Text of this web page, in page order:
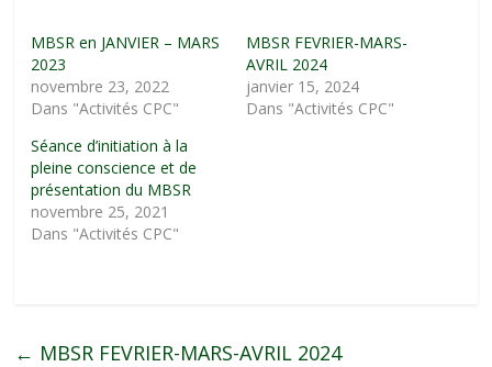
MBSR en JANVIER – MARS
2023
novembre 23, 2022
Dans "Activités CPC"
MBSR FEVRIER-MARS-
AVRIL 2024
janvier 15, 2024
Dans "Activités CPC"
Séance d’initiation à la
pleine conscience et de
présentation du MBSR
novembre 25, 2021
Dans "Activités CPC"
← MBSR FEVRIER-MARS-AVRIL 2024